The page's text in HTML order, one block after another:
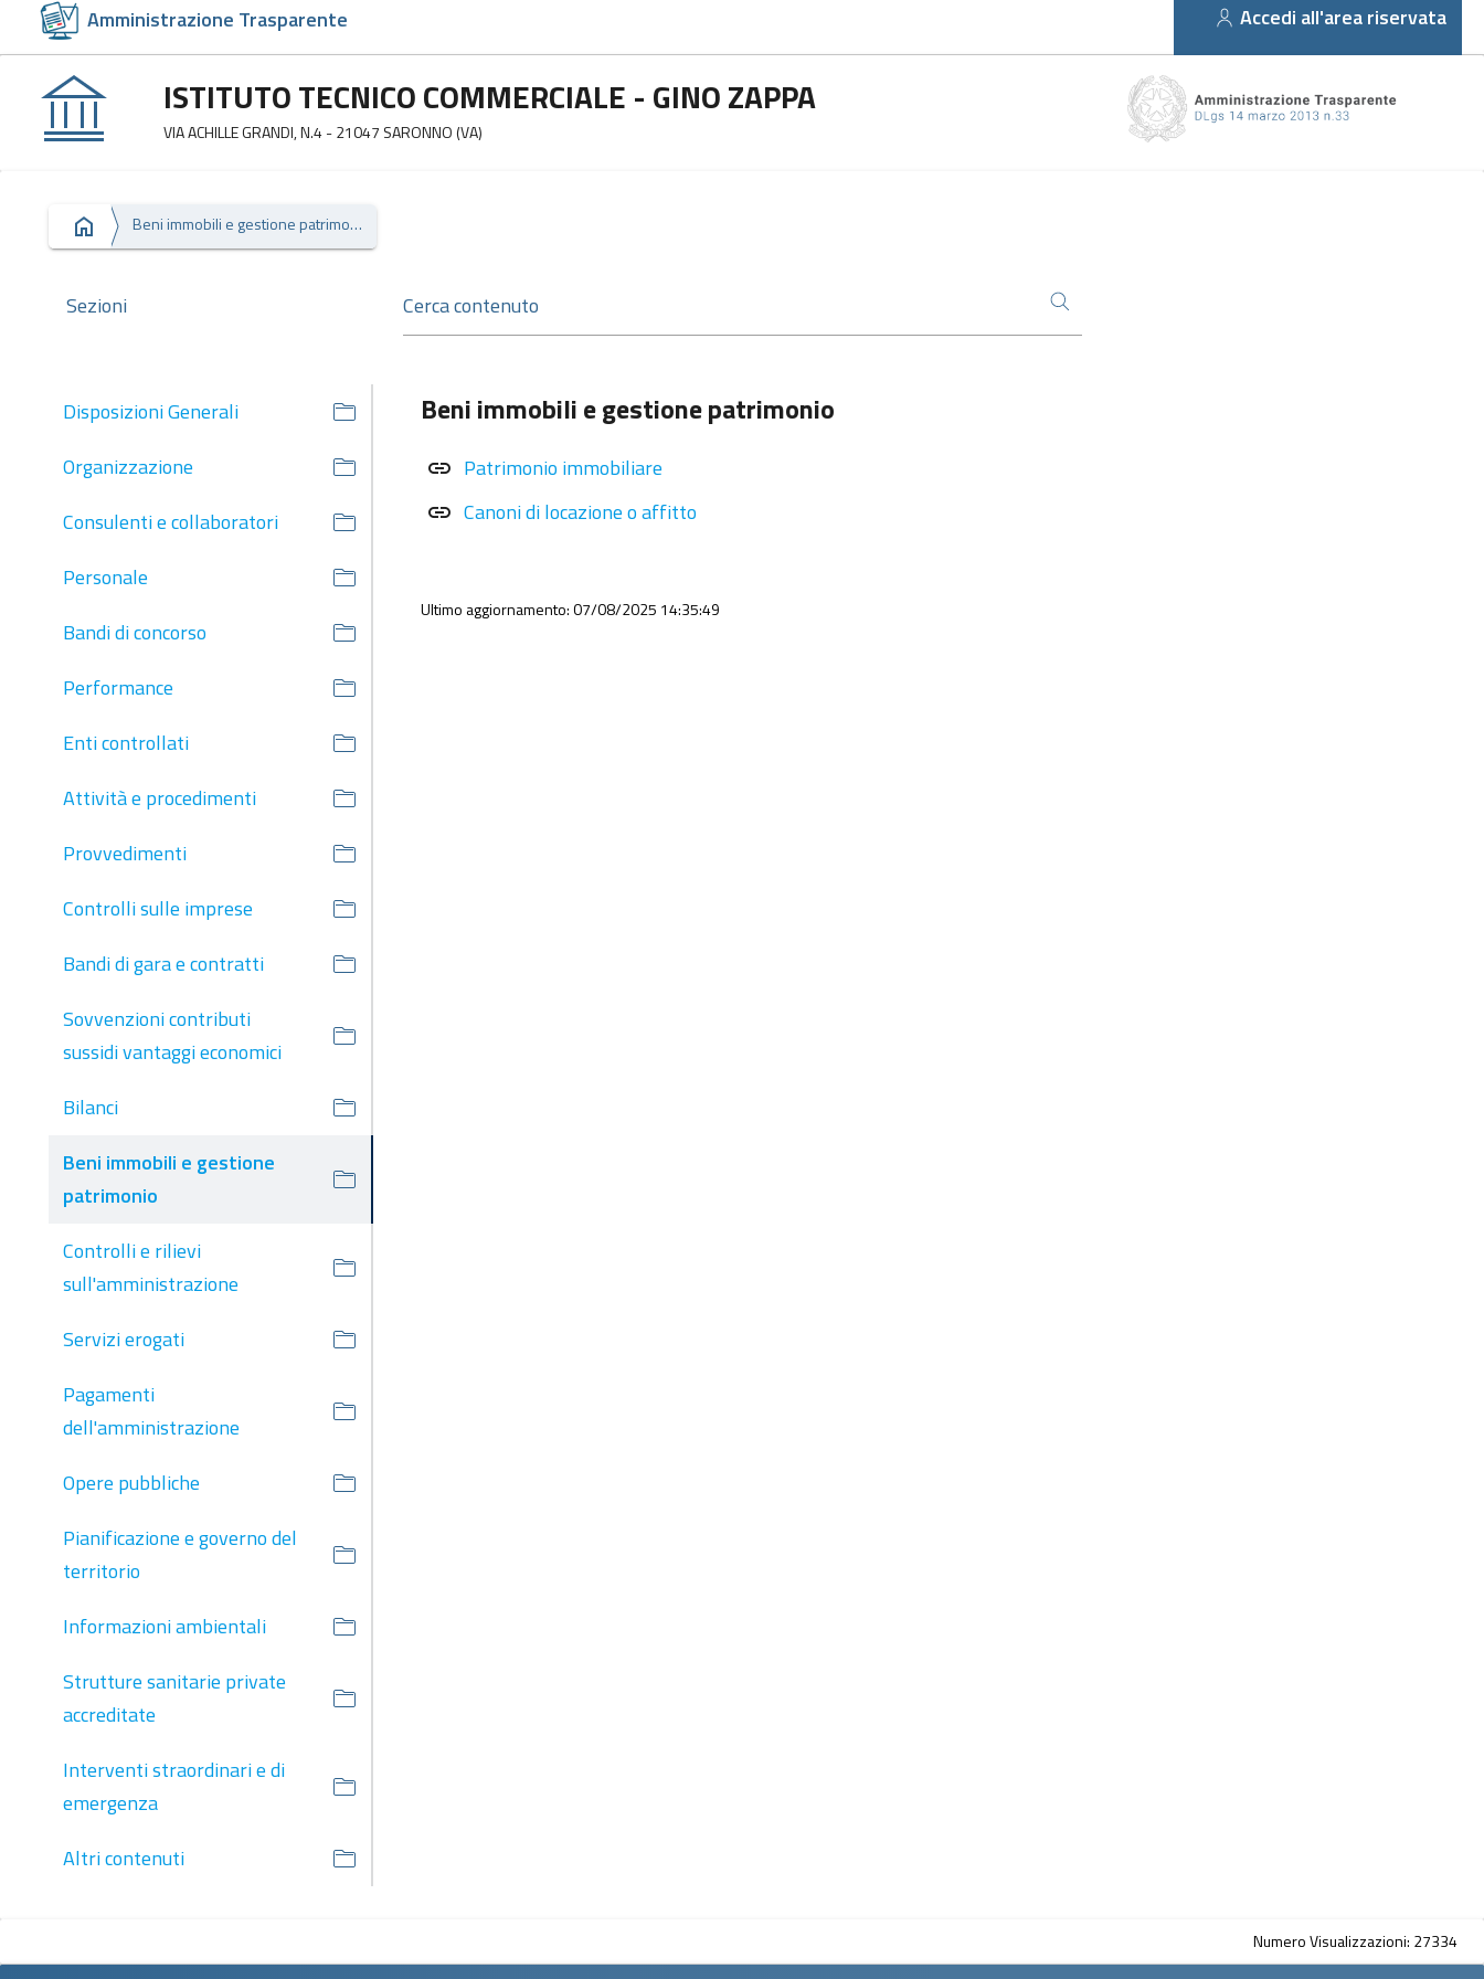
Amministrazione Trasparente Accedi all'area riservata
ISTITUTO TECNICO COMMERCIALE - GINO ZAPPA
VIA ACHILLE GRANDI, N.4 - 21047 SARONNO (VA)
Beni immobili e gestione patrimonio
Sezioni
Disposizioni Generali
Organizzazione
Consulenti e collaboratori
Personale
Bandi di concorso
Performance
Enti controllati
Attività e procedimenti
Provvedimenti
Controlli sulle imprese
Bandi di gara e contratti
Sovvenzioni contributi
sussidi vantaggi economici
Bilanci
Beni immobili e gestione
patrimonio
Controlli e rilievi
sull'amministrazione
Servizi erogati
Pagamenti
dell'amministrazione
Opere pubbliche
Pianificazione e governo del
territorio
Informazioni ambientali
Strutture sanitarie private
accreditate
Interventi straordinari e di
emergenza
Altri contenuti
Beni immobili e gestione patrimonio
link Patrimonio immobiliare
link Canoni di locazione o affitto
Ultimo aggiornamento: 07/08/2025 14:35:49
Numero Visualizzazioni: 27334